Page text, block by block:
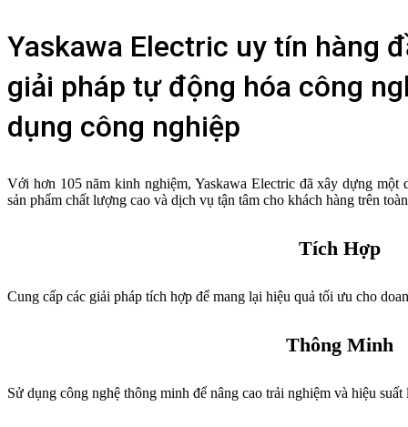
Yaskawa Electric uy tín hàng
giải pháp tự động hóa công
dụng công nghiệp
Với hơn 105 năm kinh nghiệm, Yaskawa Electric đã xây dựng một
sản phẩm chất lượng cao và dịch vụ tận tâm cho khách hàng trên
Tích Hợp
Cung cấp các giải pháp tích hợp để mang lại hiệu quả tối ưu cho
Thông Minh
Sử dụng công nghệ thông minh để nâng cao trải nghiệm và hiệu suất